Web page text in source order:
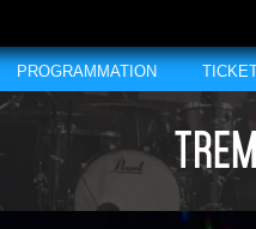
PROGRAMMATION